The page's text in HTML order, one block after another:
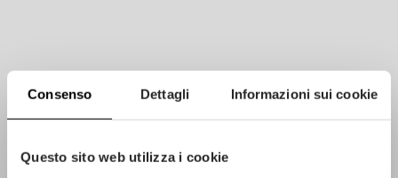
Consenso Dettagli Informazioni sui cookie
Questo sito web utilizza i cookie